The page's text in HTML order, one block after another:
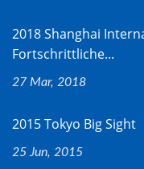
2018 Shanghai
Fortschrittliche...
27 Mar, 2018
2015 Tokyo Big Sight
25 Jun, 2015